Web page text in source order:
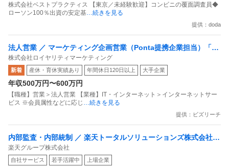
株式会社ベストプラクティス 【東京／未経験歓迎】コンビニの覆面調査員◆
ローソン100％出資の安定基 …続きを見る
提供：doda
法人営業 ／ マーケティング企画営業（Ponta提携企業担当）「国
内最大級の共通ポイントサービスを展開／無駄のない消費社会を
目指すデータマーケティングカンパニー」
株式会社ロイヤリティマーケティング
新着 産休・育休実績あり 年間休日120日以上 大手企業
年収500万円〜600万円
【職種】営業＞法人営業 【業種】IT・インターネット＞インターネットサー
ビス ※会員属性などに応じ
…続きを見る
提供：ビズリーチ
内部監査・内部統制 ／ 楽天トータルソリューションズ株式会社
戦略事業コンプライアンス支援部 業務統制支援課：ショップコン
プライアンス推進担当（SBCSD）
楽天グループ株式会社
自社サービス 若手活躍中 上場企業